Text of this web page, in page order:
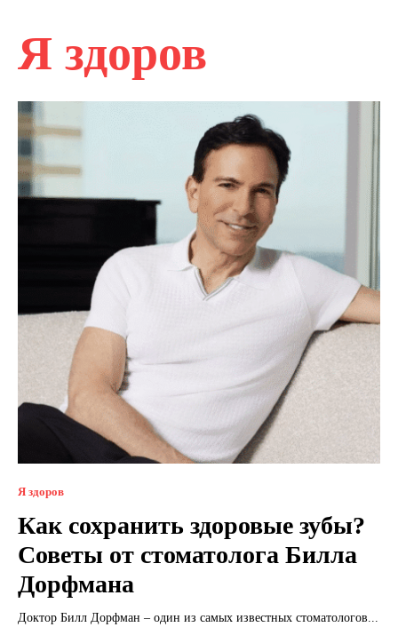
Я здоров
Я здоров
Как сохранить здоровые зубы?
Советы от стоматолога Билла
Дорфмана
Доктор Билл Дорфман – один из самых известных стоматологов...